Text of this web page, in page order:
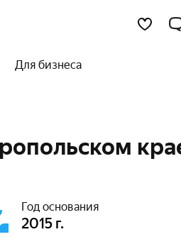
Для бизнеса
Год основания
2015 г.